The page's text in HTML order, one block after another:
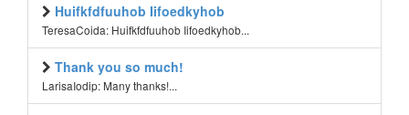
Huifkfdfuuhob Iifoedkyhob
TeresaCoida: Huifkfdfuuhob Iifoedkyhob...
Thank you so much!
LarisaIodip: Many thanks!...